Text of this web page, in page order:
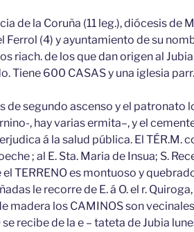
de la Coruña (11 leg.), diócesis de
Ferrol (4) y ayuntamiento de su
riach. de los que dan origen al
Tiene 600 CASAS y una iglesia parr.
de segundo ascenso y el patronato
, hay varias ermita–, y el
á la salud pública. El TÉR.M.
; al E. Sta. Maria de Insua; S.
TERRENO es montuoso y
le recorre de E. á O. el r.
madera los CAMINOS son
se recibe de la e – tateta de Jubia